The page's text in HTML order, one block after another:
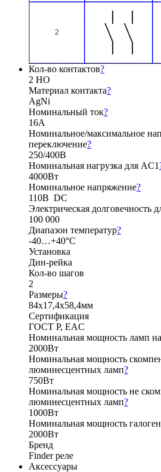
2
Кол-во контактов?
2 НО
Материал контакта?
AgNi
Номинальный ток?
16А
Номинальное/максимальное
переключение?
250/400В
Номинальная нагрузка для AC1
4000Вт
Номинальное напряжение?
110В DC
Электрическая долговечность
100 000
Диапазон температур?
-40…+40°C
Установка
Дин-рейка
Кол-во шагов
2
Размеры?
84х17,4х58,4мм
Сертификация
ГОСТ Р, EAC
Номинальная мощность ламп
2000Вт
Номинальная мощность
люминесцентных ламп?
750Вт
Номинальная мощность не
люминесцентных ламп?
1000Вт
Номинальная мощность
2000Вт
Бренд
Finder реле
Аксессуары